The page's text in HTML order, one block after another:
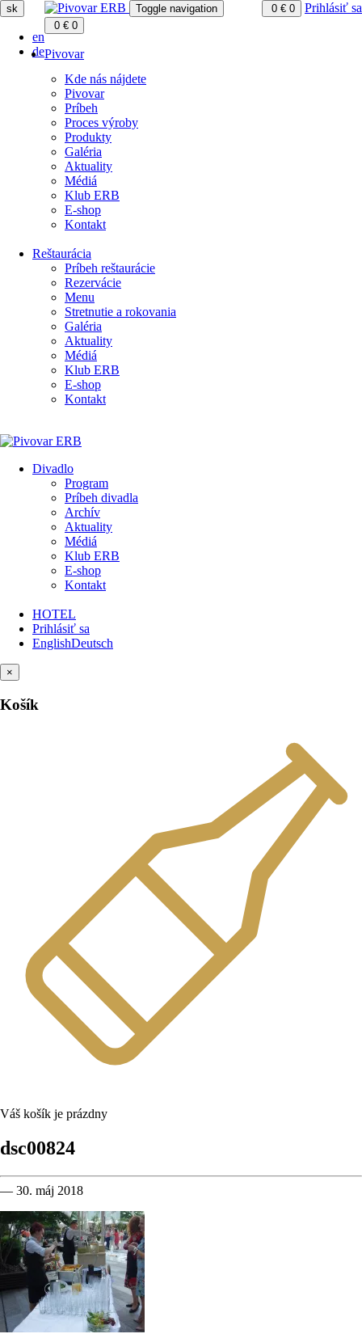
sk
en
de
0 € 0 Prihlásiť sa
Toggle navigation
0 € 0
Pivovar
Kde nás nájdete
Pivovar
Príbeh
Proces výroby
Produkty
Galéria
Aktuality
Médiá
Klub ERB
E-shop
Kontakt
Reštaurácia
Príbeh reštaurácie
Rezervácie
Menu
Stretnutie a rokovania
Galéria
Aktuality
Médiá
Klub ERB
E-shop
Kontakt
Divadlo
Program
Príbeh divadla
Archív
Aktuality
Médiá
Klub ERB
E-shop
Kontakt
HOTEL
Prihlásiť sa
EnglishDeutsch
×
Košík
Váš košík je prázdny
dsc00824
— 30. máj 2018